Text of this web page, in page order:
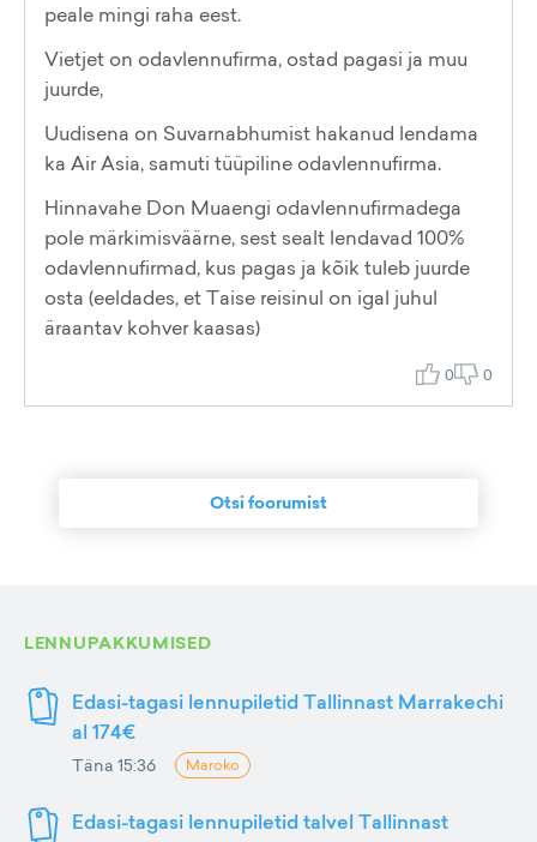
peale mingi raha eest.
Vietjet on odavlennufirma, ostad pagasi ja muu
juurde,
Uudisena on Suvarnabhumist hakanud lendama
ka Air Asia, samuti tüüpiline odavlennufirma.
Hinnavahe Don Muaengi odavlennufirmadega
pole märkimisväärne, sest sealt lendavad 100%
odavlennufirmad, kus pagas ja kõik tuleb juurde
osta (eeldades, et Taise reisinul on igal juhul
äraantav kohver kaasas)
0 0
Otsi foorumist
LENNUPAKKUMISED
Edasi-tagasi lennupiletid Tallinnast Marrakechi
al 174€
Täna 15:36 Maroko
Edasi-tagasi lennupiletid talvel Tallinnast